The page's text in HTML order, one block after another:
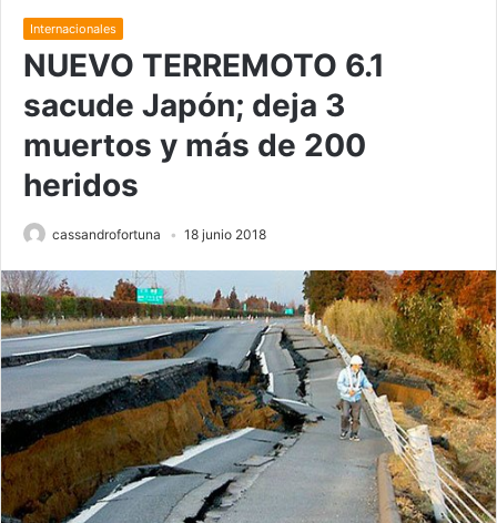
Internacionales
NUEVO TERREMOTO 6.1
sacude Japón; deja 3
muertos y más de 200
heridos
cassandrofortuna 18 junio 2018